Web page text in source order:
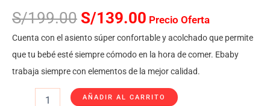
S/199.00 S/139.00 Precio Oferta
Cuenta con el asiento súper confortable y acolchado que permite
que tu bebé esté siempre cómodo en la hora de comer. Ebaby
trabaja siempre con elementos de la mejor calidad.
AÑADIR AL CARRITO